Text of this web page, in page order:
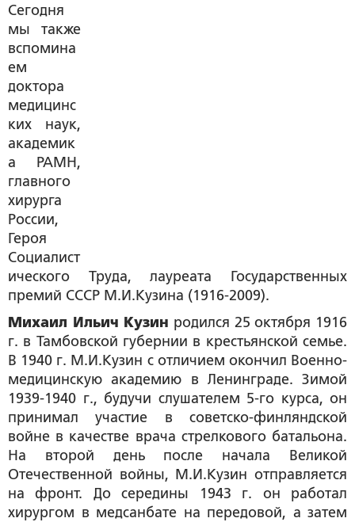
Сегодня
мы также
вспомина
ем
доктора
медицинс
ких наук,
академик
а РАМН,
главного
хирурга
России,
Героя
Социалист
ического Труда, лауреата Государственных
премий СССР М.И.Кузина (1916-2009).
Михаил Ильич Кузин родился 25 октября 1916
г. в Тамбовской губернии в крестьянской семье.
В 1940 г. М.И.Кузин с отличием окончил Военно-
медицинскую академию в Ленинграде. Зимой
1939-1940 г., будучи слушателем 5-го курса, он
принимал участие в советско-финляндской
войне в качестве врача стрелкового батальона.
На второй день после начала Великой
Отечественной войны, М.И.Кузин отправляется
на фронт. До середины 1943 г. он работал
хирургом в медсанбате на передовой, а затем